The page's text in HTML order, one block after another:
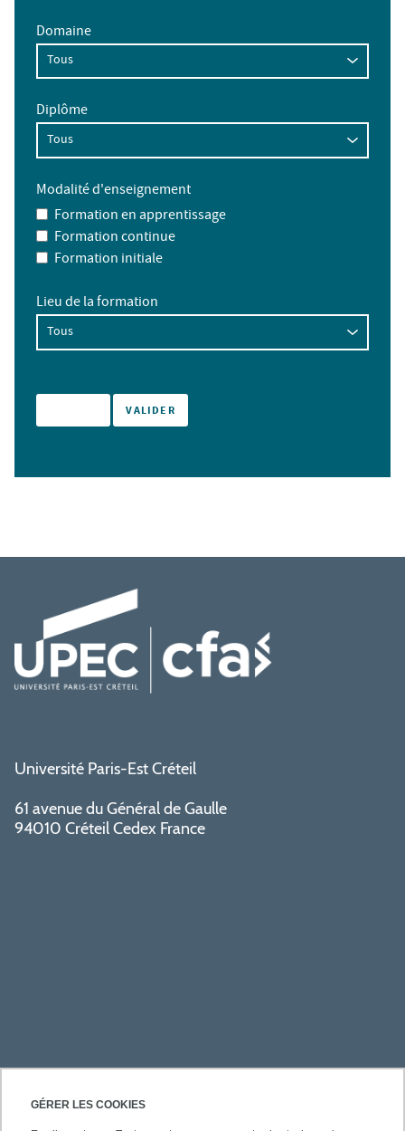
GÉRER LES COOKIES
Domaine
Diplôme
Modalité d'enseignement
Formation en apprentissage
Formation continue
Formation initiale
Lieu de la formation
Université Paris-Est Créteil
61 avenue du Général de Gaulle
94010 Créteil Cedex France
PRATIQUE